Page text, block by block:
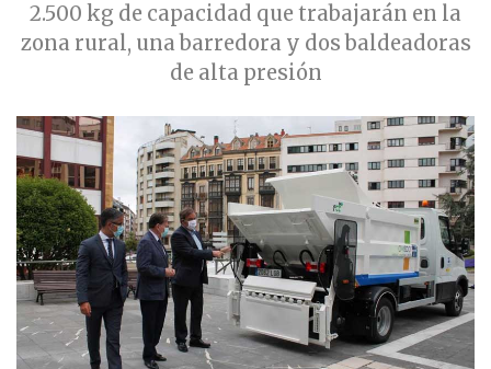
2.500 kg de capacidad que trabajarán en la
zona rural, una barredora y dos baldeadoras
de alta presión